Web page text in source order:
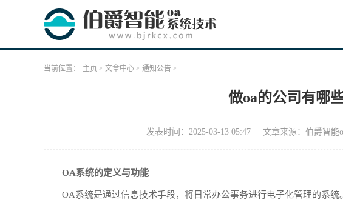
当前位置： 主页 > 文章中心 > 通知公告 >
做oa的公司有哪
发表时间：2025-03-13 05:47 文章来源：伯爵智能
OA系统的定义与功能
OA系统是通过信息技术手段，将日常办公事务进行电子化管理的系统